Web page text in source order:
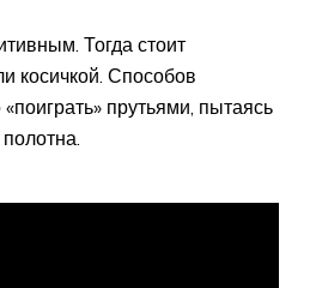
Тогда стоит
косичкой. Способов
прутьями, пытаясь